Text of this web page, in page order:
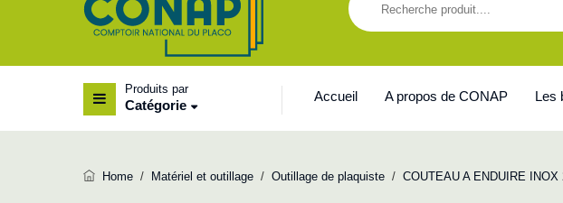
Produits par
Catégorie
Accueil A propos de CONAP Les
Home / Matériel et outillage / Outillage de plaquiste / COUTEAU A ENDUIRE INOX